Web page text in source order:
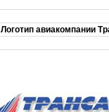
Логотип авиакомпании